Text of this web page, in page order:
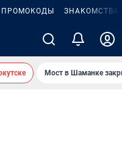
ПРОМОКОДЫ ЗНАКОМСТВА
Мост в Шаманке